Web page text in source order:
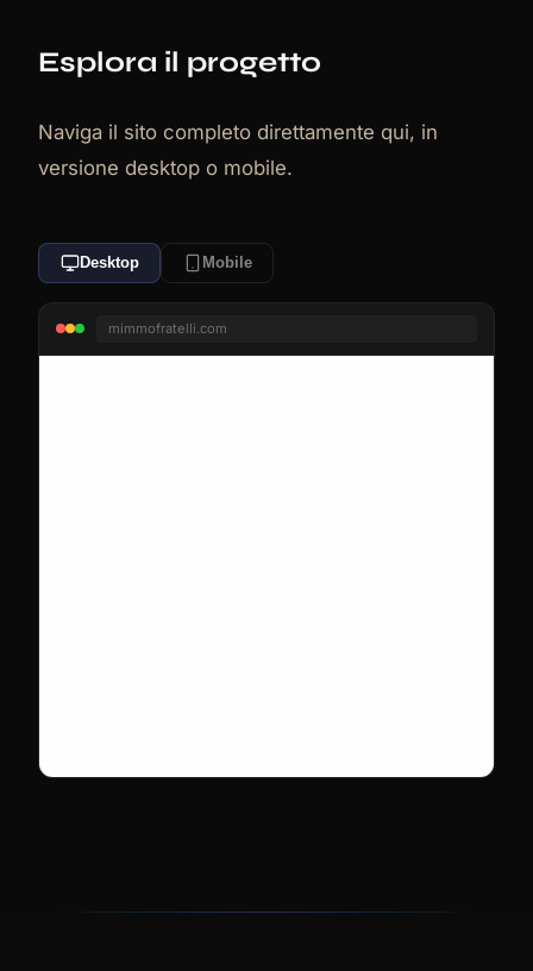
Esplora il progetto
Naviga il sito completo direttamente qui, in
versione desktop o mobile.
Desktop Mobile
mimmofratelli.com